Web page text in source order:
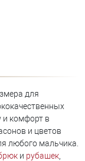
для
и комфорт в
и цветов
любого мальчика.
и рубашек